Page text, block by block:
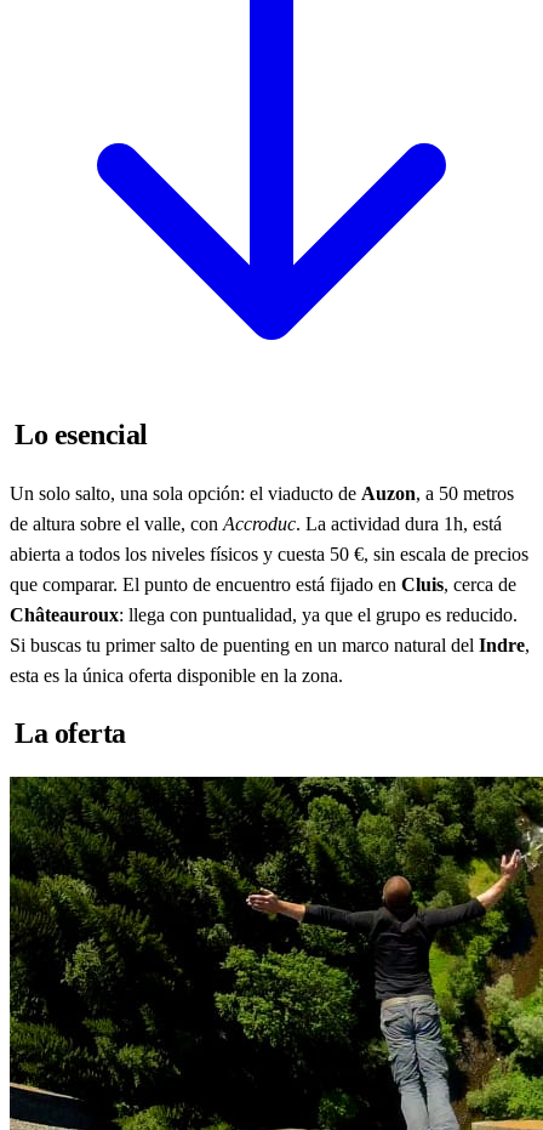
Lo esencial
Un solo salto, una sola opción: el viaducto de Auzon, a 50 metros
de altura sobre el valle, con Accroduc. La actividad dura 1h, está
abierta a todos los niveles físicos y cuesta 50 €, sin escala de precios
que comparar. El punto de encuentro está fijado en Cluis, cerca de
Châteauroux: llega con puntualidad, ya que el grupo es reducido.
Si buscas tu primer salto de puenting en un marco natural del Indre,
esta es la única oferta disponible en la zona.
La oferta